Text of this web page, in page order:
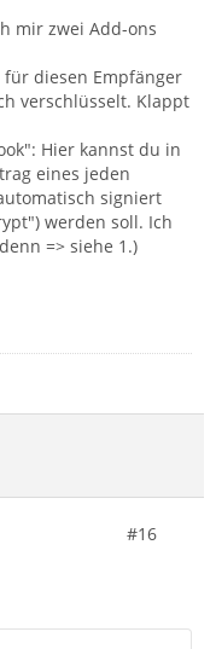
mir zwei Add-ons
diesen Empfänger
verschlüsselt. Klappt
Hier kannst du in
eines jeden
signiert
werden soll. Ich
=> siehe 1.)
#16